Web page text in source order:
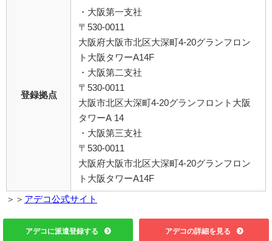
登録拠点
・大阪第一支社
〒530-0011
大阪府大阪市北区大深町4-20グランフロン
ト大阪タワーA14F
・大阪第二支社
〒530-0011
大阪市北区大深町4-20グランフロント大阪
タワーA 14
・大阪第三支社
〒530-0011
大阪府大阪市北区大深町4-20グランフロン
ト大阪タワーA14F
＞＞ アデコ公式サイト
アデコに派遣登録する アデコの詳細を見る